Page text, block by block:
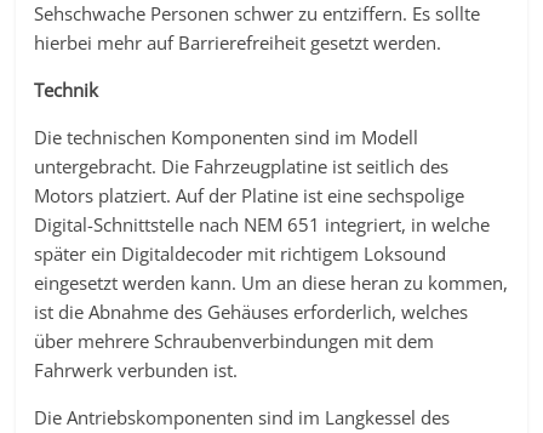
Sehschwache Personen schwer zu entziffern. Es sollte
hierbei mehr auf Barrierefreiheit gesetzt werden.
Technik
Die technischen Komponenten sind im Modell
untergebracht. Die Fahrzeugplatine ist seitlich des
Motors platziert. Auf der Platine ist eine sechspolige
Digital-Schnittstelle nach NEM 651 integriert, in welche
später ein Digitaldecoder mit richtigem Loksound
eingesetzt werden kann. Um an diese heran zu kommen,
ist die Abnahme des Gehäuses erforderlich, welches
über mehrere Schraubenverbindungen mit dem
Fahrwerk verbunden ist.
Die Antriebskomponenten sind im Langkessel des